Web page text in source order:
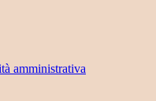
amministrativa